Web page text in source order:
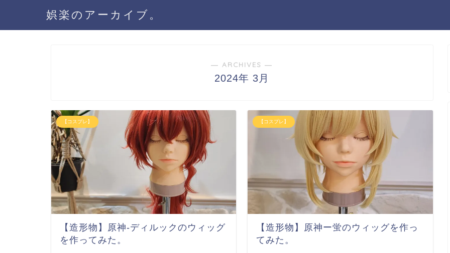
娯楽のアーカイブ。
― ARCHIVES ―
2024年 3月
【コスプレ】
【造形物】原神-ディルックのウィッグ
を作ってみた。
【コスプレ】
【造形物】原神ー蛍のウィッグを作っ
てみた。